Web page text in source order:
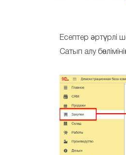
Есептер әртүрлі
Сатып алу